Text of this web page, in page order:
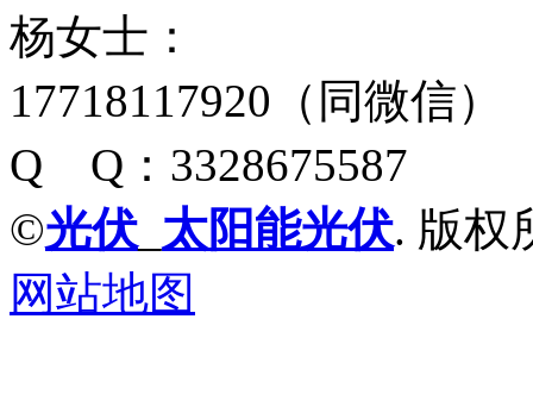
杨女士：
17718117920（同微信）
Q Q：3328675587
©光伏 太阳能光伏. 版权
网站地图